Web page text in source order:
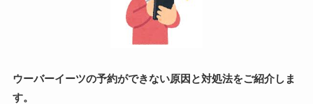
ウーバーイーツの予約ができない原因と対処法をご紹介しま
す。